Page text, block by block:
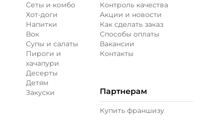
Сеты и комбо
Хот-доги
Напитки
Вок
Супы и салаты
Пироги и
хачапури
Десерты
Детям
Закуски
Контроль качества
Акции и новости
Как сделать заказ
Способы оплаты
Вакансии
Контакты
Партнерам
Купить франшизу